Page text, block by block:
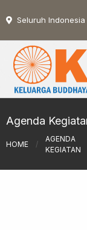
Seluruh Indonesia
Agenda
HOME /
AGENDA
KEGIATAN